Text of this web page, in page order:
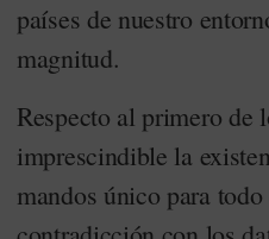
países de nuestro
magnitud.
Respecto al primero de
imprescindible la
mandos único para